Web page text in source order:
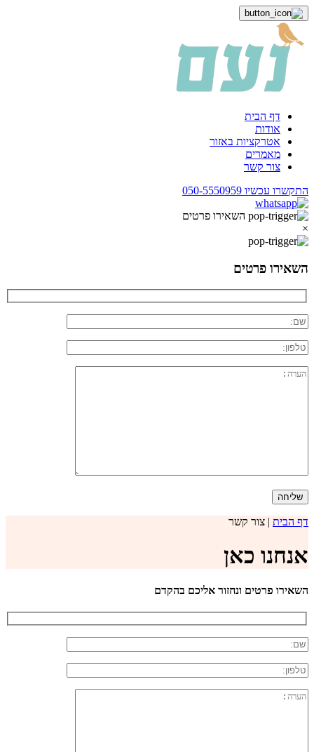
דף הבית
אודות
אטרקציות באזור
מאמרים
צור קשר
התקשרו עכשיו 050-5550959
השאירו פרטים
×
השאירו פרטים
דף הבית | צור קשר
אנחנו כאן
השאירו פרטים ונחזור אליכם בהקדם